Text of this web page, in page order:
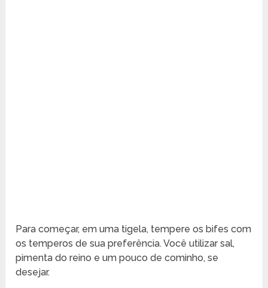
Para começar, em uma tigela, tempere os bifes com
os temperos de sua preferência. Você utilizar sal,
pimenta do reino e um pouco de cominho, se
desejar.